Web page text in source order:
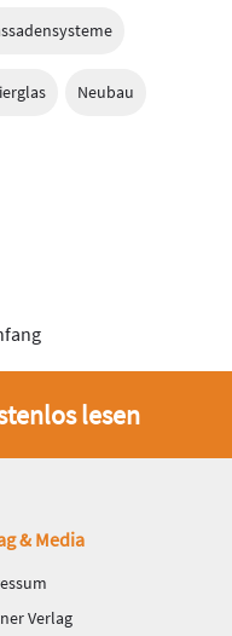
Neubau
lesen
& Media
Verlag